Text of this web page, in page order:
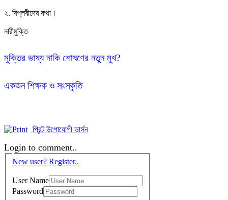
২. বিপ্লবীদের কথা।
নারীমুক্তি
মুক্তির ভাষ্য নাকি শোষণের নতুন মুখ?
একজন শিক্ষক ও সংস্কৃতি
প্রিন্ট উপোযোগী ভার্সন
Login to comment..
New user? Register..
User Name
Password